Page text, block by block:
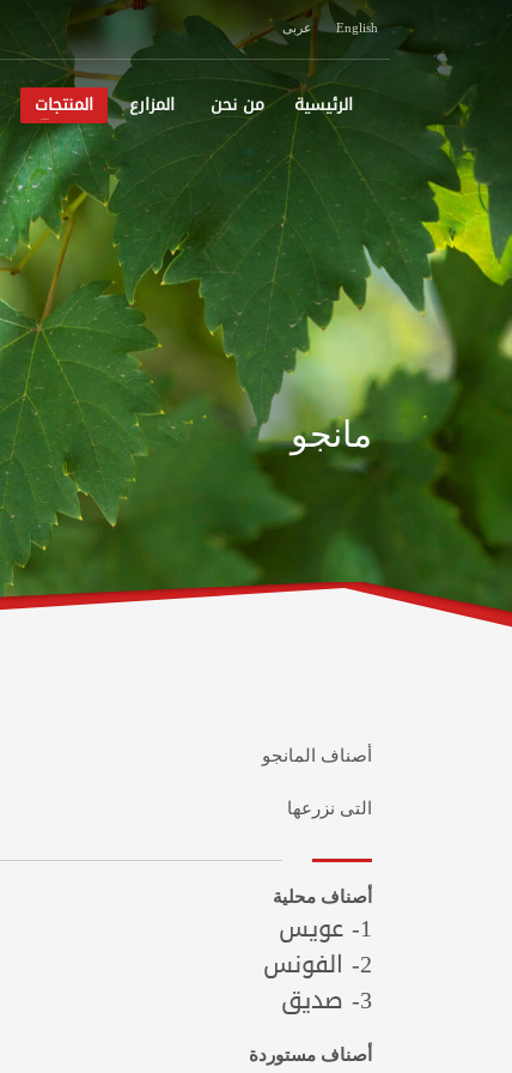
عربى English
الرئيسية من نحن المزارع المنتجات
مانجو
أصناف المانجو
التى نزرعها
أصناف محلية
1- عويس
2- الفونس
3- صديق
أصناف مستوردة